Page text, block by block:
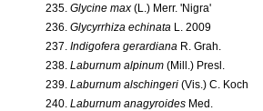
235. Glycine max (L.) Merr. 'Nigra'
236. Glycyrrhiza echinata L. 2009
237. Indigofera gerardiana R. Grah.
238. Laburnum alpinum (Mill.) Presl.
239. Laburnum alschingeri (Vis.) C. Koch
240. Laburnum anagyroides Med.